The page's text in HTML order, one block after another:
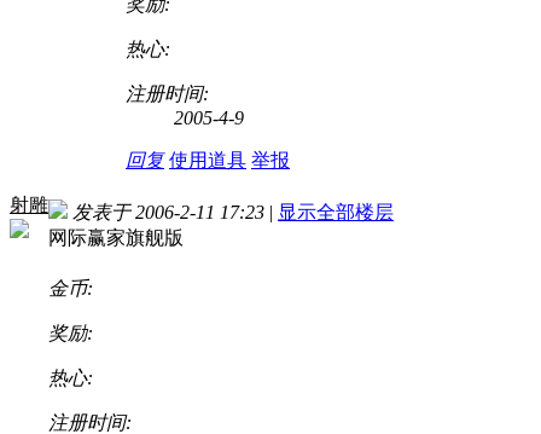
热心:
注册时间:
2005-4-9
回复 使用道具 举报
射雕 发表于 2006-2-11 17:23 | 显示全部楼层
网际赢家旗舰版
金币:
奖励:
热心:
注册时间: